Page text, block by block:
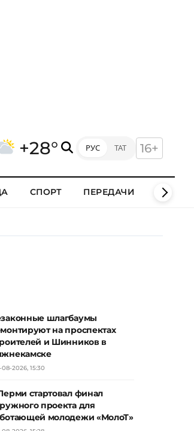
+28° РУС ТАТ 16+
СПОРТ ПЕРЕДАЧИ КЛИПЫ
шлагбаумы
на проспектах
и Шинников в
08-2026, 15:30
стартовал финал
проекта для
молодежи «МолоТ»